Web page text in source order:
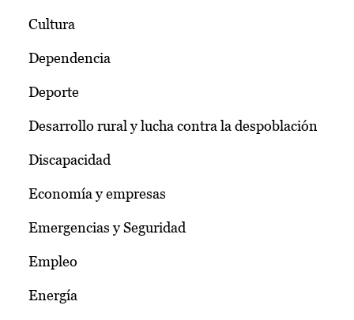
Cultura
Dependencia
Deporte
Desarrollo rural y lucha contra la despoblación
Discapacidad
Economía y empresas
Emergencias y Seguridad
Empleo
Energía